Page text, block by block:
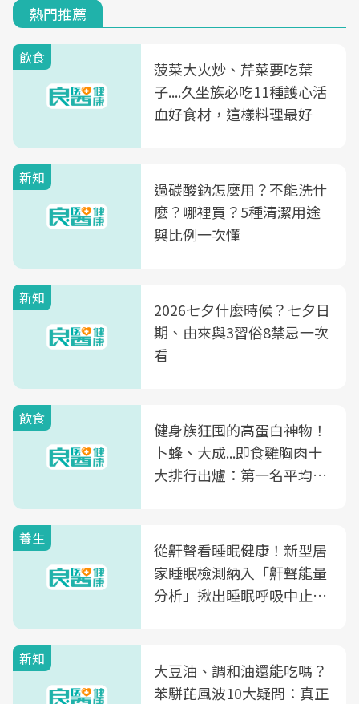
熱門推薦
飲食
菠菜大火炒、芹菜要吃葉
子....久坐族必吃11種護心活
血好食材，這樣料理最好
新知
過碳酸鈉怎麼用？不能洗什
麼？哪裡買？5種清潔用途
與比例一次懂
新知
2026七夕什麼時候？七夕日
期、由來與3習俗8禁忌一次
看
飲食
健身族狂囤的高蛋白神物！
卜蜂、大成...即食雞胸肉十
大排行出爐：第一名平均一
養生
從鼾聲看睡眠健康！新型居
家睡眠檢測納入「鼾聲能量
分析」揪出睡眠呼吸中止症
新知
大豆油、調和油還能吃嗎？
苯駢芘風波10大疑問：真正